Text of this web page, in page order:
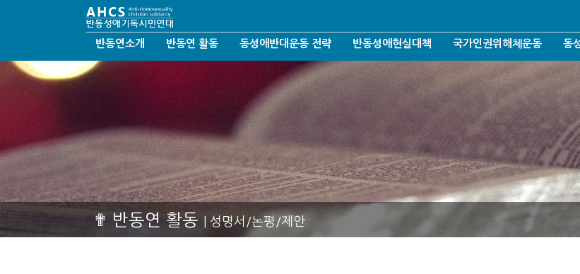
반동연소개
반동연비전
섬기는 분들
반동연지회
오시는길
후원안내
반동연 활동
반동연칼럼
반동연앨범
반동연동영상
동성애반대운동 전략
반동성애운동
탈동성애운동
한국교회갱신정화운동
결혼가정회복운동
반동성애현실대책
반동성애운동철학
반동성애운동조직화
반동성애운동후원조직화
반동성애운동네트워크
결혼가정출산장려운동
건강사회회복운동
국가인권위해체운동
인권위/젠더/가짜인권
인권위와 차별금지법
인권위 언론보도 악행들
인권위 해체운동
동
선
젠
포
헌
퀴
표
✟ 반동연 활동 | 성명서/논평/제안